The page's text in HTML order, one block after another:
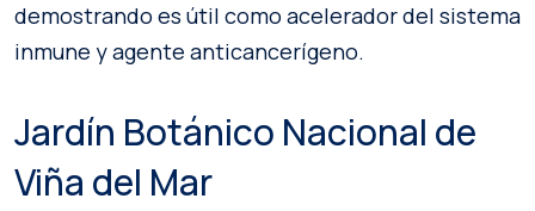
demostrando es útil como acelerador del sistema
inmune y agente anticancerígeno.
Jardín Botánico Nacional de
Viña del Mar